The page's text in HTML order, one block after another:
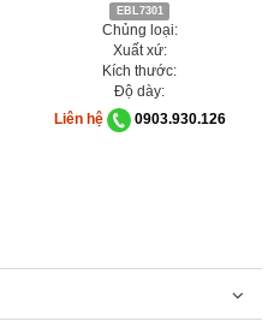
EBL7301
Chủng loại:
Xuất xứ:
Kích thước:
Độ dày:
Liên hệ
0903.930.126